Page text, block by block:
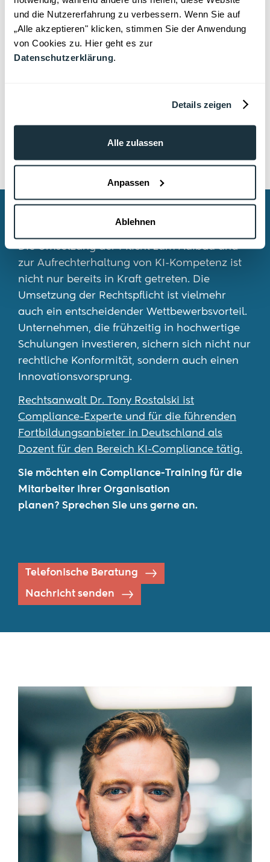
und die Nutzererfahrung zu verbessern. Wenn Sie auf
„Alle akzeptieren" klicken, stimmen Sie der Anwendung
von Cookies zu. Hier geht es zur
Datenschutzerklärung.
Details zeigen
Alle zulassen
Anpassen
Ablehnen
Systemen
Praxisorientierte Anwendungsbeispiele:
Anwendung von KI in verschiedenen
Branchen und Szenarien
Warum jetzt handeln?
Die Umsetzung der Pflicht zum Aufbau und
zur Aufrechterhaltung von KI-Kompetenz ist
nicht nur bereits in Kraft getreten. Die
Umsetzung der Rechtspflicht ist vielmehr
auch ein entscheidender Wettbewerbsvorteil.
Unternehmen, die frühzeitig in hochwertige
Schulungen investieren, sichern sich nicht nur
rechtliche Konformität, sondern auch einen
Innovationsvorsprung.
Rechtsanwalt Dr. Tony Rostalski ist
Compliance-Experte und für die führenden
Fortbildungsanbieter in Deutschland als
Dozent für den Bereich KI-Compliance tätig.
Sie möchten ein Compliance-Training für die
Mitarbeiter Ihrer Organisation
planen? Sprechen Sie uns gerne an.
Telefonische Beratung
Nachricht senden